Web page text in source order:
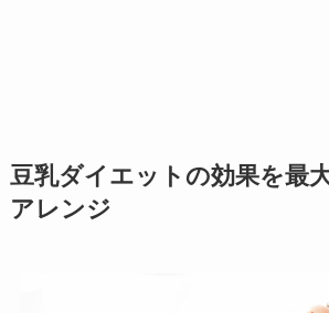
豆乳ダイエットの効果を最
アレンジ